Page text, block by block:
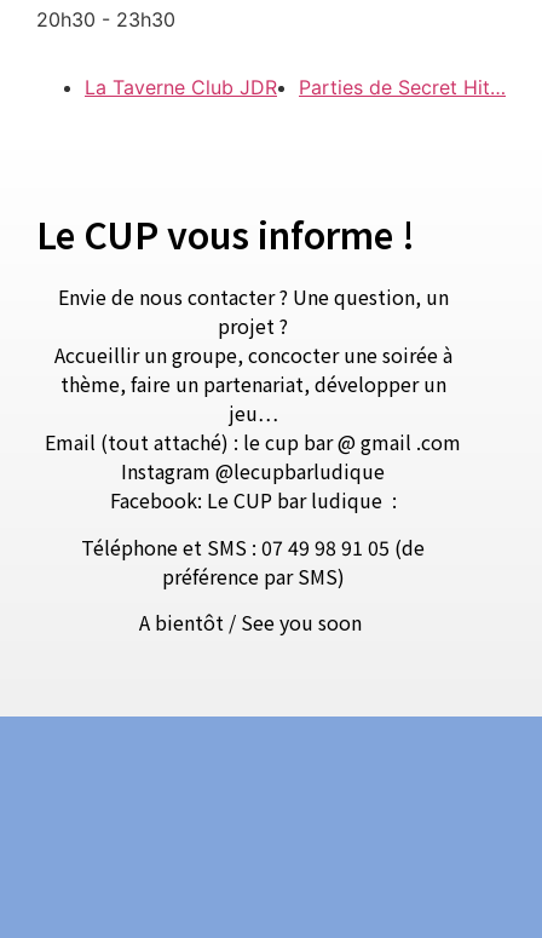
20h30 - 23h30
La Taverne Club JDR Parties de Secret Hit…
Le CUP vous informe !
Envie de nous contacter ? Une question, un
projet ?
Accueillir un groupe, concocter une soirée à
thème, faire un partenariat, développer un
jeu…
Email (tout attaché) : le cup bar @ gmail .com
Instagram @lecupbarludique
Facebook: Le CUP bar ludique :
Téléphone et SMS : 07 49 98 91 05 (de
préférence par SMS)
A bientôt / See you soon